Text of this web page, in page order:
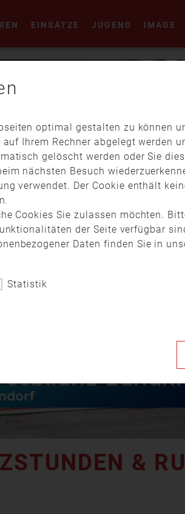
EINSÄTZE JUGEND IMAGE
&
optimal gestalten zu können
Ihrem Rechner abgelegt werden
gelöscht werden oder Sie
nächsten Besuch
verwendet. Der Cookie enthält
Cookies Sie zulassen möchten.
der Seite verfügbar
Daten finden Sie in
Statistik